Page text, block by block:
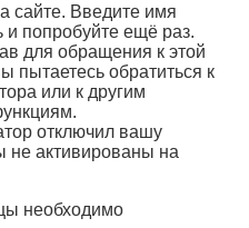
сайте. Введите имя
и попробуйте ещё раз.
для обращения к этой
пытаетесь обратиться к
или к другим
отключил вашу
не активированы на
необходимо